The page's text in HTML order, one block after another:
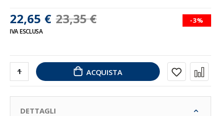
22,65 € 23,35 € -3%
IVA ESCLUSA
ACQUISTA
DETTAGLI